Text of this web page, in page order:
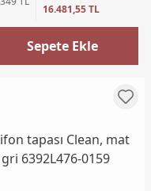
16.481,55 TL
Sepete Ekle